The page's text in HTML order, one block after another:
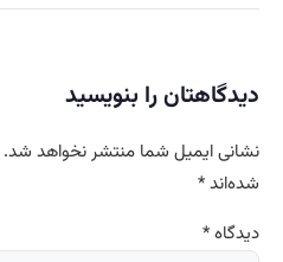
دیدگاهتان را بنویسید
نشانی ایمیل شما منتشر نخواهد شد.
شده‌اند*
دیدگاه*